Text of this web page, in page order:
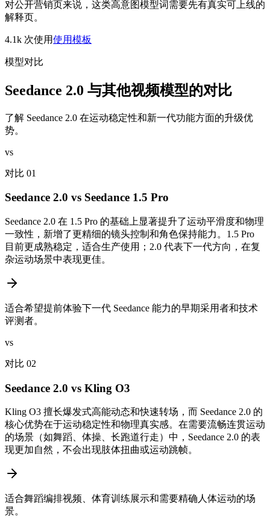
对公开营销页来说，这类高意图模型词需要先有真实可上线的
解释页。
4.1k 次使用使用模板
模型对比
Seedance 2.0 与其他视频模型的对比
了解 Seedance 2.0 在运动稳定性和新一代功能方面的升级优
势。
vs
对比 01
Seedance 2.0 vs Seedance 1.5 Pro
Seedance 2.0 在 1.5 Pro 的基础上显著提升了运动平滑度和物理
一致性，新增了更精细的镜头控制和角色保持能力。1.5 Pro
目前更成熟稳定，适合生产使用；2.0 代表下一代方向，在复
杂运动场景中表现更佳。
适合希望提前体验下一代 Seedance 能力的早期采用者和技术
评测者。
vs
对比 02
Seedance 2.0 vs Kling O3
Kling O3 擅长爆发式高能动态和快速转场，而 Seedance 2.0 的
核心优势在于运动稳定性和物理真实感。在需要流畅连贯运动
的场景（如舞蹈、体操、长跑道行走）中，Seedance 2.0 的表
现更加自然，不会出现肢体扭曲或运动跳帧。
适合舞蹈编排视频、体育训练展示和需要精确人体运动的场
景。